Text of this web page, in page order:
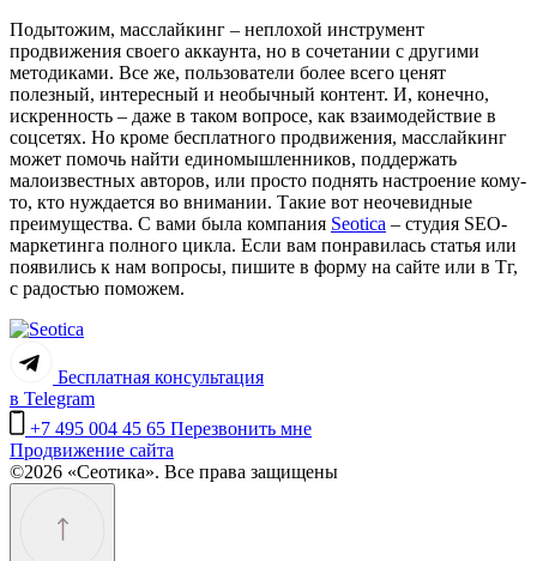
Подытожим, масслайкинг – неплохой инструмент
продвижения своего аккаунта, но в сочетании с другими
методиками. Все же, пользователи более всего ценят
полезный, интересный и необычный контент. И, конечно,
искренность – даже в таком вопросе, как взаимодействие в
соцсетях. Но кроме бесплатного продвижения, масслайкинг
может помочь найти единомышленников, поддержать
малоизвестных авторов, или просто поднять настроение кому-
то, кто нуждается во внимании. Такие вот неочевидные
преимущества. С вами была компания Seotica – студия SEO-
маркетинга полного цикла. Если вам понравилась статья или
появились к нам вопросы, пишите в форму на сайте или в Тг,
с радостью поможем.
Бесплатная консультация
в Telegram
+7 495 004 45 65 Перезвонить мне
Продвижение сайта
©2026 «Сеотика». Все права защищены